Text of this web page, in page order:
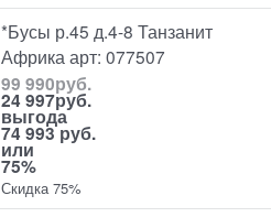
*Бусы р.45 д.4-8 Танзанит
Африка арт: 077507
99 990руб.
24 997руб.
выгода
74 993 руб.
или
75%
Скидка 75%